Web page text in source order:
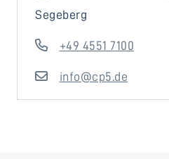
Segeberg
+49 4551 7100
info@cp5.de